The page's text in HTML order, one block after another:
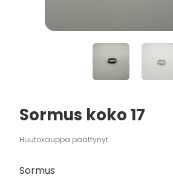
Sormus koko 17
Huutokauppa päättynyt
Sormus